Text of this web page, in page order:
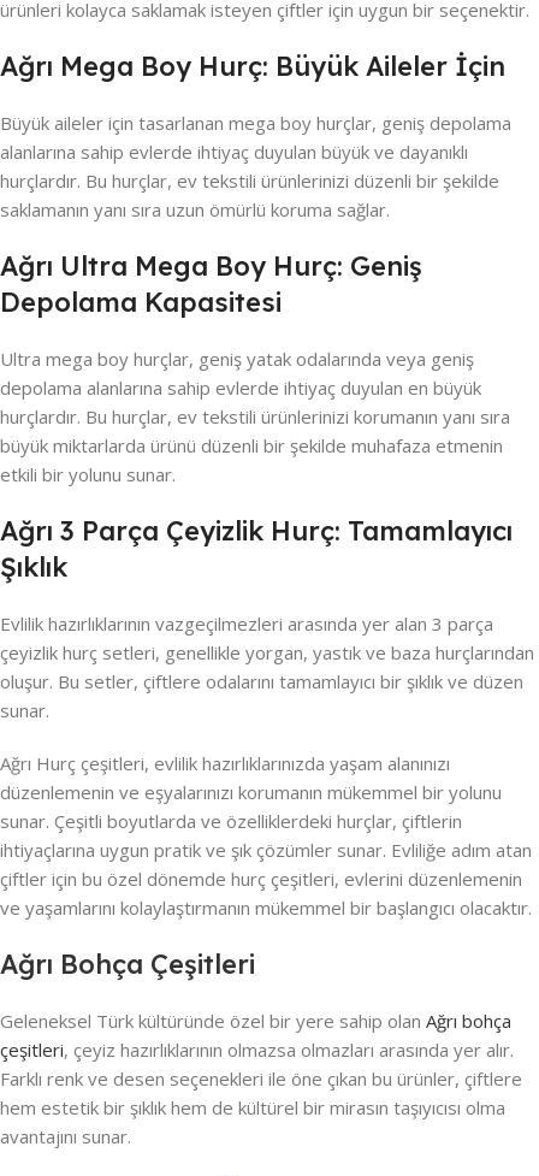
ürünleri kolayca saklamak isteyen çiftler için uygun bir seçenektir.
Ağrı Mega Boy Hurç: Büyük Aileler İçin
Büyük aileler için tasarlanan mega boy hurçlar, geniş depolama
alanlarına sahip evlerde ihtiyaç duyulan büyük ve dayanıklı
hurçlardır. Bu hurçlar, ev tekstili ürünlerinizi düzenli bir şekilde
saklamanın yanı sıra uzun ömürlü koruma sağlar.
Ağrı Ultra Mega Boy Hurç: Geniş
Depolama Kapasitesi
Ultra mega boy hurçlar, geniş yatak odalarında veya geniş
depolama alanlarına sahip evlerde ihtiyaç duyulan en büyük
hurçlardır. Bu hurçlar, ev tekstili ürünlerinizi korumanın yanı sıra
büyük miktarlarda ürünü düzenli bir şekilde muhafaza etmenin
etkili bir yolunu sunar.
Ağrı 3 Parça Çeyizlik Hurç: Tamamlayıcı
Şıklık
Evlilik hazırlıklarının vazgeçilmezleri arasında yer alan 3 parça
çeyizlik hurç setleri, genellikle yorgan, yastık ve baza hurçlarından
oluşur. Bu setler, çiftlere odalarını tamamlayıcı bir şıklık ve düzen
sunar.
Ağrı Hurç çeşitleri, evlilik hazırlıklarınızda yaşam alanınızı
düzenlemenin ve eşyalarınızı korumanın mükemmel bir yolunu
sunar. Çeşitli boyutlarda ve özelliklerdeki hurçlar, çiftlerin
ihtiyaçlarına uygun pratik ve şık çözümler sunar. Evliliğe adım atan
çiftler için bu özel dönemde hurç çeşitleri, evlerini düzenlemenin
ve yaşamlarını kolaylaştırmanın mükemmel bir başlangıcı olacaktır.
Ağrı Bohça Çeşitleri
Geleneksel Türk kültüründe özel bir yere sahip olan Ağrı bohça
çeşitleri, çeyiz hazırlıklarının olmazsa olmazları arasında yer alır.
Farklı renk ve desen seçenekleri ile öne çıkan bu ürünler, çiftlere
hem estetik bir şıklık hem de kültürel bir mirasın taşıyıcısı olma
avantajını sunar.